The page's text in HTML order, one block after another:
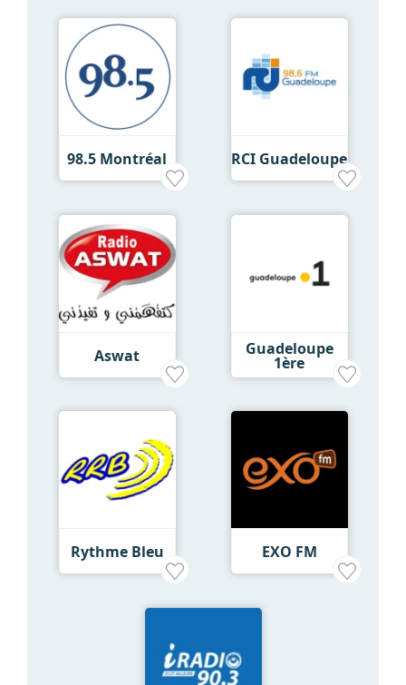
98.5 Montréal RCI Guadeloupe
Aswat Guadeloupe
1ère
Rythme Bleu EXO FM